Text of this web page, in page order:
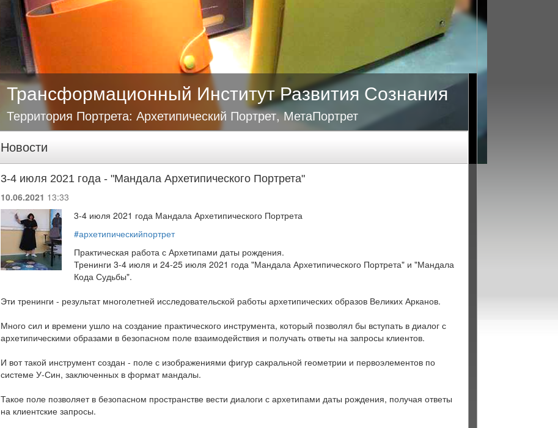
Трансформационный Институт Развития Сознания
Территория Портрета: Архетипический Портрет, МетаПортрет
Новости
3-4 июля 2021 года - "Мандала Архетипического Портрета"
10.06.2021 13:33
3-4 июля 2021 года Мандала Архетипического Портрета
#архетипическийпортрет
Практическая работа с Архетипами даты рождения.
Тренинги 3-4 июля и 24-25 июля 2021 года "Мандала Архетипического Портрета" и "Мандала
Кода Судьбы".
Эти тренинги - результат многолетней исследовательской работы архетипических образов Великих Арканов.
Много сил и времени ушло на создание практического инструмента, который позволял бы вступать в диалог с
архетипическими образами в безопасном поле взаимодействия и получать ответы на запросы клиентов.
И вот такой инструмент создан - поле с изображениями фигур сакральной геометрии и первоэлементов по
системе У-Син, заключенных в формат мандалы.
Такое поле позволяет в безопасном пространстве вести диалоги с архетипами даты рождения, получая ответы
на клиентские запросы.